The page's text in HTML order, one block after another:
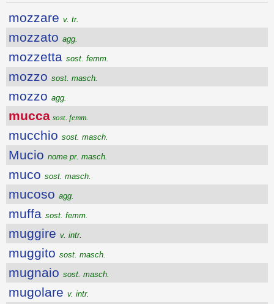
mozzare v. tr.
mozzato agg.
mozzetta sost. femm.
mozzo sost. masch.
mozzo agg.
mucca sost. femm.
mucchio sost. masch.
Mucio nome pr. masch.
muco sost. masch.
mucoso agg.
muffa sost. femm.
muggire v. intr.
muggito sost. masch.
mugnaio sost. masch.
mugolare v. intr.